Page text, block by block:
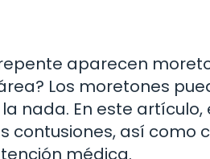
aparecen
Los moretones
nada. En este
contusiones, así como
médica.